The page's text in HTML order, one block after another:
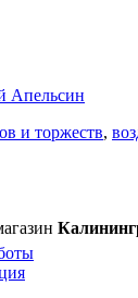
Апельсин
и торжеств,